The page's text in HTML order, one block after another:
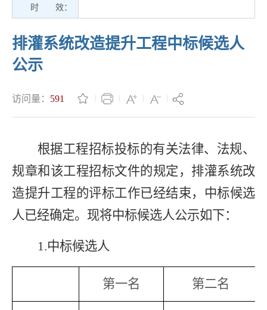
时 效：
排灌系统改造提升工程中标候选人
公示
访问量： 591
根据工程招标投标的有关法律、法规、
规章和该工程招标文件的规定， 排灌系统改
造提升工程的评标工作已经结束，中标候选
人已经确定。现将中标候选人公示如下：
1.中标候选人
第一名 第二名